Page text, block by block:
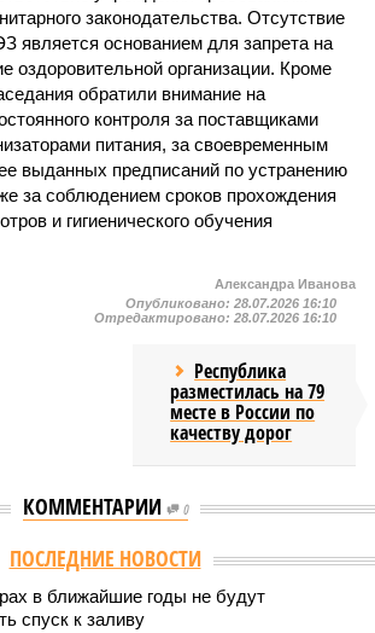
законодательства. Отсутствие
является основанием для запрета на
оздоровительной организации. Кроме
обратили внимание на
контроля за поставщиками
питания, за своевременным
выданных предписаний по устранению
за соблюдением сроков прохождения
и гигиенического обучения
Александра Иванова
Опубликовано: 28.07.2026 16:10
Отредактировано: 28.07.2026 16:10
Республика
разместилась на 79
месте в России по
качеству дорог
КОММЕНТАРИИ 0
ПОСЛЕДНИЕ НОВОСТИ
в ближайшие годы не будут
спуск к заливу